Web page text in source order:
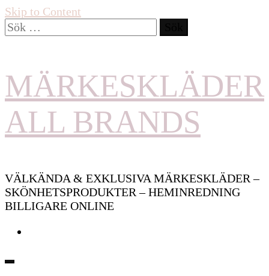
Skip to Content
Sök
efter:
MÄRKESKLÄDER
ALL BRANDS
VÄLKÄNDA & EXKLUSIVA MÄRKESKLÄDER –
SKÖNHETSPRODUKTER – HEMINREDNING
BILLIGARE ONLINE